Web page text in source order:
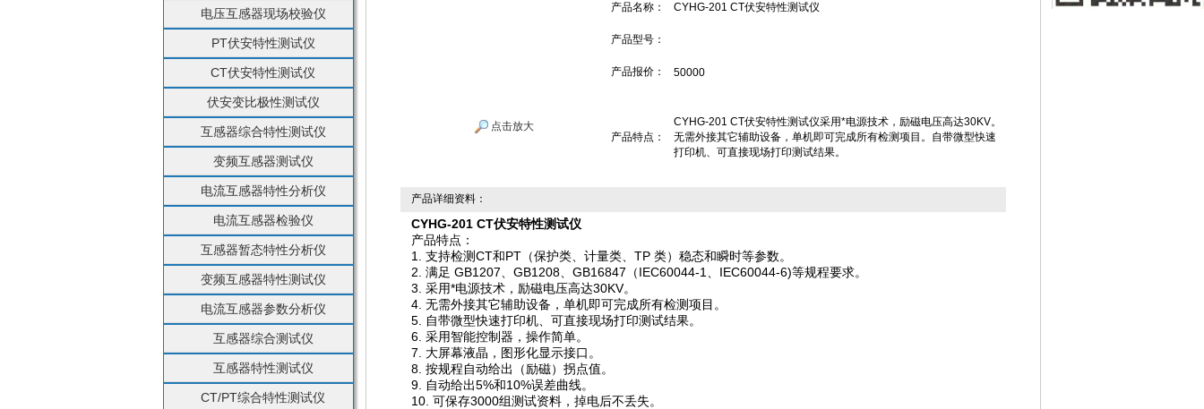
电压互感器现场校验仪
PT伏安特性测试仪
CT伏安特性测试仪
伏安变比极性测试仪
互感器综合特性测试仪
变频互感器测试仪
电流互感器特性分析仪
电流互感器检验仪
互感器暂态特性分析仪
变频互感器特性测试仪
电流互感器参数分析仪
互感器综合测试仪
互感器特性测试仪
CT/PT综合特性测试仪
点击放大
产品名称： CYHG-201 CT伏安特性测试仪
产品型号：
产品报价： 50000
产品特点：
CYHG-201 CT伏安特性测试仪采用*电源技术，励磁电压高达30KV。
无需外接其它辅助设备，单机即可完成所有检测项目。自带微型快速
打印机、可直接现场打印测试结果。
产品详细资料：
CYHG-201 CT伏安特性测试仪
产品特点：
1. 支持检测CT和PT（保护类、计量类、TP 类）稳态和瞬时等参数。
2. 满足 GB1207、GB1208、GB16847（IEC60044-1、IEC60044-6)等规程要求。
3. 采用*电源技术，励磁电压高达30KV。
4. 无需外接其它辅助设备，单机即可完成所有检测项目。
5. 自带微型快速打印机、可直接现场打印测试结果。
6. 采用智能控制器，操作简单。
7. 大屏幕液晶，图形化显示接口。
8. 按规程自动给出（励磁）拐点值。
9. 自动给出5%和10%误差曲线。
10. 可保存3000组测试资料，掉电后不丢失。